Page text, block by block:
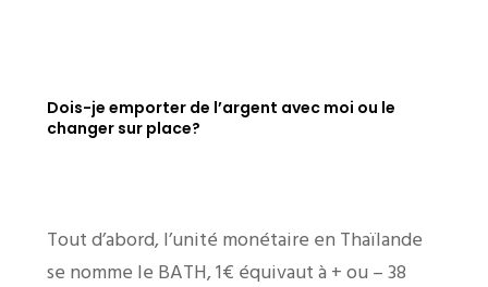
Dois-je emporter de l’argent avec moi ou le
changer sur place?
Tout d’abord, l’unité monétaire en Thaïlande
se nomme le BATH, 1€ équivaut à + ou – 38